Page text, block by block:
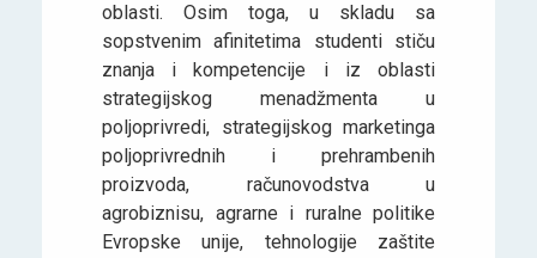
oblasti. Osim toga, u skladu sa
sopstvenim afinitetima studenti stiču
znanja i kompetencije i iz oblasti
strategijskog menadžmenta u
poljoprivredi, strategijskog marketinga
poljoprivrednih i prehrambenih
proizvoda, računovodstva u
agrobiznisu, agrarne i ruralne politike
Evropske unije, tehnologije zaštite